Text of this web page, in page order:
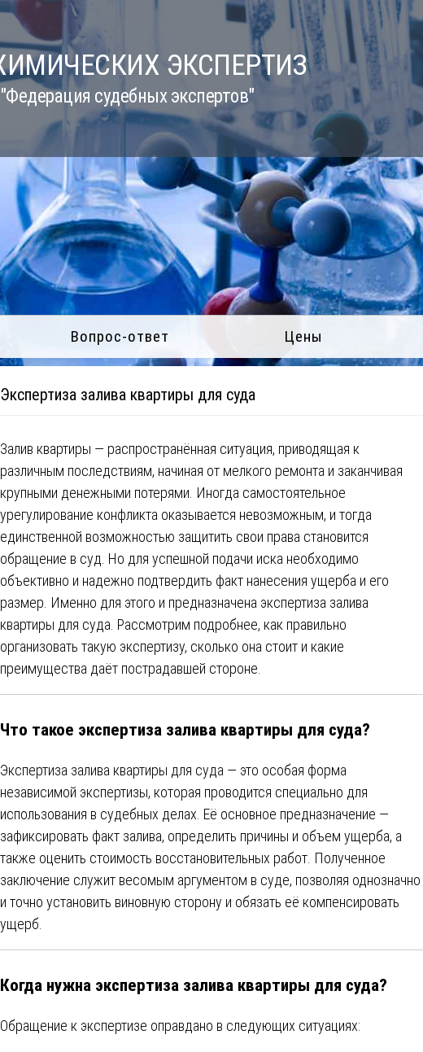
ЭКСПЕРТИЗ
судебных экспертов"
Вопрос-ответ Цены
Экспертиза залива квартиры для суда
Залив квартиры — распространённая ситуация, приводящая к
различным последствиям, начиная от мелкого ремонта и заканчивая
крупными денежными потерями. Иногда самостоятельное
урегулирование конфликта оказывается невозможным, и тогда
единственной возможностью защитить свои права становится
обращение в суд. Но для успешной подачи иска необходимо
объективно и надежно подтвердить факт нанесения ущерба и его
размер. Именно для этого и предназначена экспертиза залива
квартиры для суда. Рассмотрим подробнее, как правильно
организовать такую экспертизу, сколько она стоит и какие
преимущества даёт пострадавшей стороне.
Что такое экспертиза залива квартиры для суда?
Экспертиза залива квартиры для суда — это особая форма
независимой экспертизы, которая проводится специально для
использования в судебных делах. Её основное предназначение —
зафиксировать факт залива, определить причины и объем ущерба, а
также оценить стоимость восстановительных работ. Полученное
заключение служит весомым аргументом в суде, позволяя однозначно
и точно установить виновную сторону и обязать её компенсировать
ущерб.
Когда нужна экспертиза залива квартиры для суда?
Обращение к экспертизе оправдано в следующих ситуациях: